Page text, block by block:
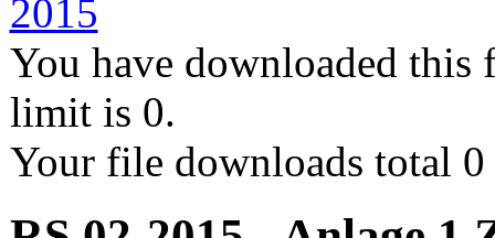
2015
You have downloaded this
limit is 0.
Your file downloads total